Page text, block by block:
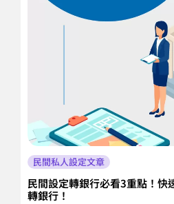
民間私人設定文章
民間設定轉銀行必看3重點！快
轉銀行！